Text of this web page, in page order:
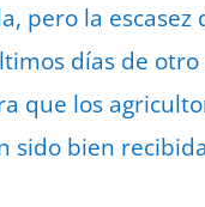
pero la
días de
que los
sido bien